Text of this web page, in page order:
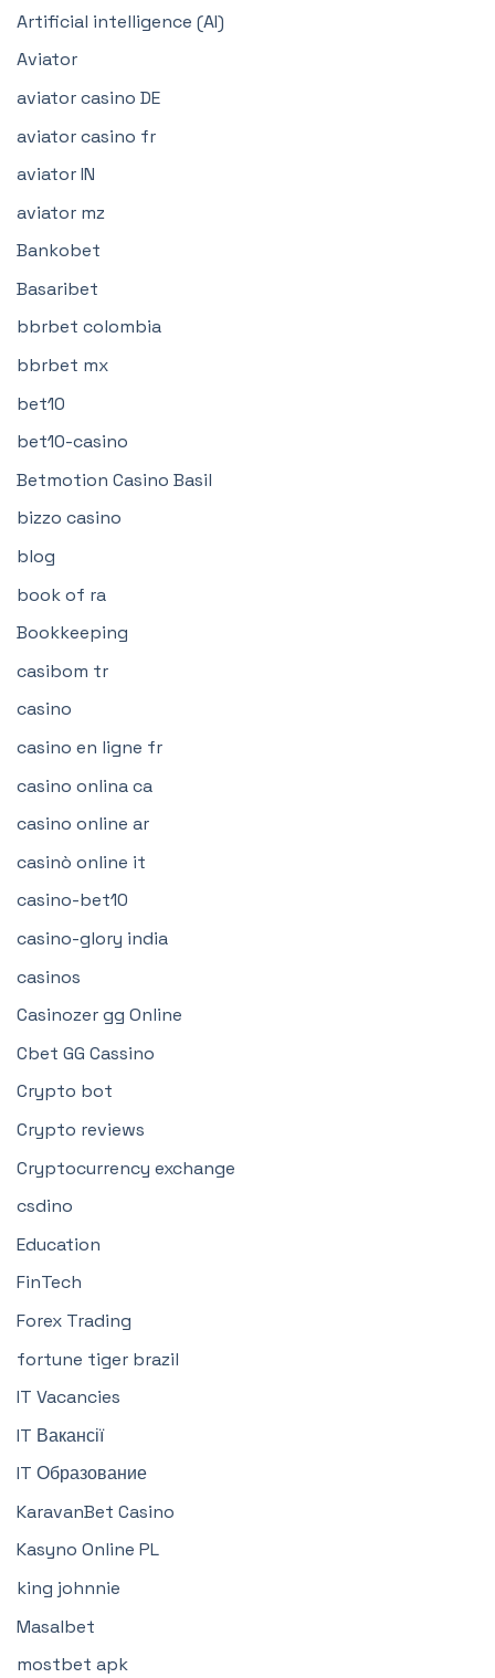
Artificial intelligence (AI)
Aviator
aviator casino DE
aviator casino fr
aviator IN
aviator mz
Bankobet
Basaribet
bbrbet colombia
bbrbet mx
bet10
bet10-casino
Betmotion Casino Basil
bizzo casino
blog
book of ra
Bookkeeping
casibom tr
casino
casino en ligne fr
casino onlina ca
casino online ar
casinò online it
casino-bet10
casino-glory india
casinos
Casinozer gg Online
Cbet GG Cassino
Crypto bot
Crypto reviews
Cryptocurrency exchange
csdino
Education
FinTech
Forex Trading
fortune tiger brazil
IT Vacancies
IT Вакансії
IT Образование
KaravanBet Casino
Kasyno Online PL
king johnnie
Masalbet
mostbet apk